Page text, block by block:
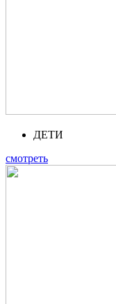
ДЕТИ
смотреть